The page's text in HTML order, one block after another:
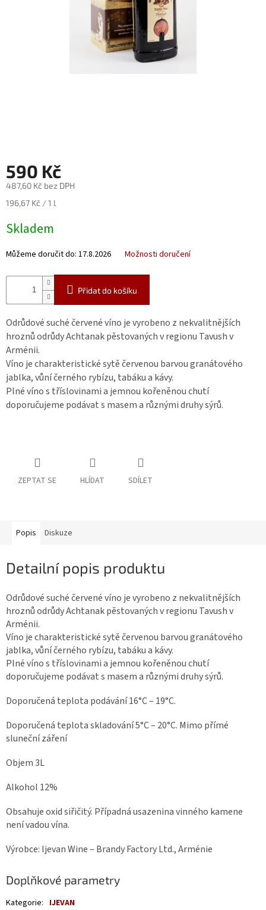
Přihlášení
590 Kč
487,60 Kč bez DPH
Měrná
196,67 Kč / 1 l
Skladem
Můžeme doručit do: 17.8.2026 Možnosti doručení
Přidat do košíku
Odrůdové suché červené víno je vyrobeno z nekvalitnějších
hroznů odrůdy Achtanak pěstovaných v regionu Tavush v
Arménii.
Víno je charakteristické sytě červenou barvou granátového
jablka, vůní černého rybízu, tabáku a kávy.
Plné víno s tříslovinami a jemnou kořeněnou chutí
doporučujeme podávat s masem a různými druhy sýrů.
ZEPTAT SE HLÍDAT SDÍLET
Popis Diskuze
Detailní popis produktu
Odrůdové suché červené víno je vyrobeno z nekvalitnějších
hroznů odrůdy Achtanak pěstovaných v regionu Tavush v
Arménii.
Víno je charakteristické sytě červenou barvou granátového
jablka, vůní černého rybízu, tabáku a kávy.
Plné víno s tříslovinami a jemnou kořeněnou chutí
doporučujeme podávat s masem a různými druhy sýrů.
Doporučená teplota podávání 16°C – 19°C.
Doporučená teplota skladování 5°C – 20°C. Mimo přímé
sluneční záření
Objem 3L
Alkohol 12%
Obsahuje oxid siřičitý. Případná usazenina vinného kamene
není vadou vína.
Výrobce: Ijevan Wine – Brandy Factory Ltd., Arménie
Doplňkové parametry
Kategorie: IJEVAN